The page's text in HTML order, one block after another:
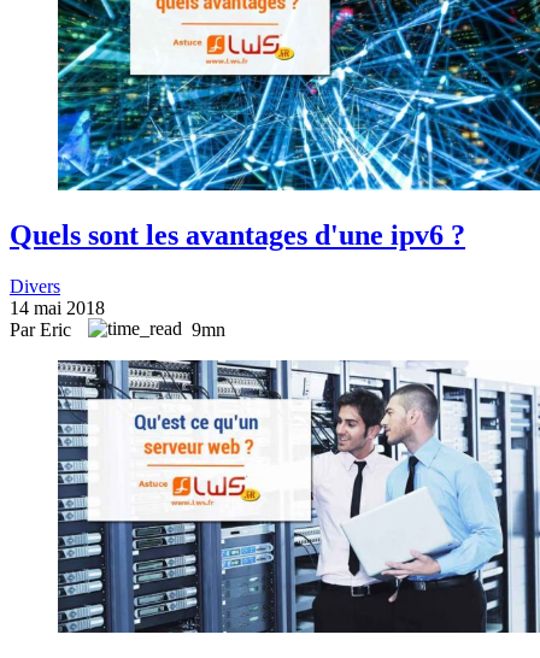
Quels sont les avantages d'une ipv6 ?
Divers
14 mai 2018
Par Eric
9mn